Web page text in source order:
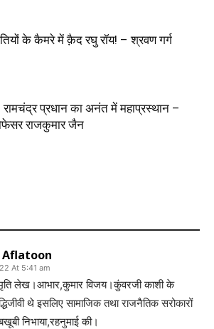
के कैमरे में क़ैद रघु रॉय! – श्रवण गर्ग
रामचंद्र प्रधान का अनंत में महाप्रस्थान –
राजकुमार जैन
Aflatoon
At 5:41 am
स्मृति लेख।आभार,कुमार विजय।कुंवरजी काशी के
थे इसलिए सामाजिक तथा राजनैतिक सरोकारों
निभाया,रहनुमाई की।